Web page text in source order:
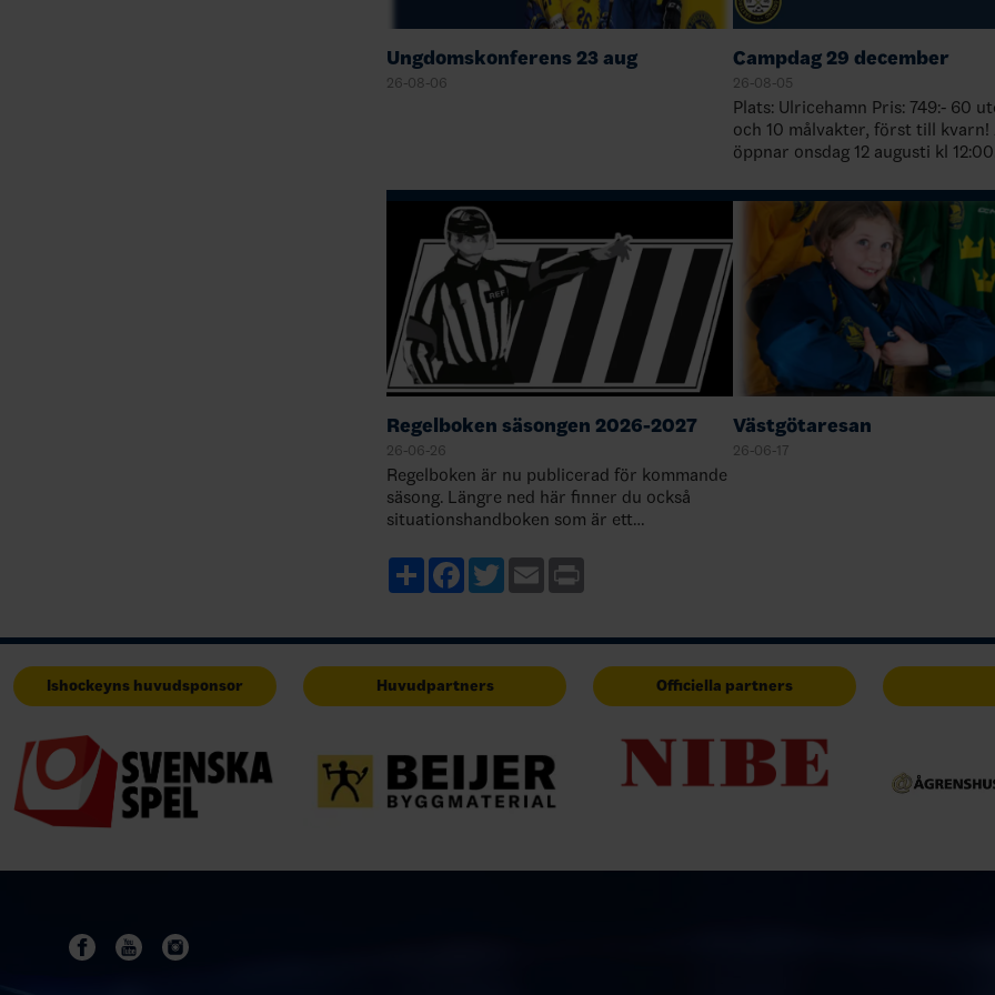
Ungdomskonferens 23 aug
26-08-06
Campdag 29 december
26-08-05
Plats: Ulricehamn Pris: 749:- 60 utespelare
och 10 målvakter, först till kvarn! Anmälan
öppnar onsdag 12 augusti kl 12:00
https://sportadmin.se/book/
Regelboken säsongen 2026-2027
26-06-26
Regelboken är nu publicerad för kommande
säsong. Längre ned här finner du också
situationshandboken som är ett
årets sommarfrågor nedan till dig som vill
utman…
Västgötaresan
26-06-17
ShareFacebook
TwitterEmail
Ishockeyns huvudsponsor Huvudpartners Officiella partners